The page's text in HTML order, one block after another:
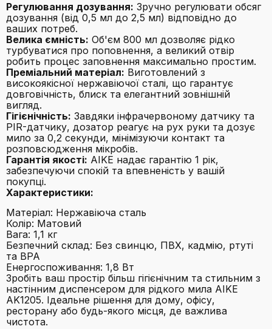
Регулювання дозування: Зручно регулювати обсяг
дозування (від 0,5 мл до 2,5 мл) відповідно до
ваших потреб.
Велика ємність: Об'єм 800 мл дозволяє рідко
турбуватися про поповнення, а великий отвір
робить процес заповнення максимально простим.
Преміальний матеріал: Виготовлений з
високоякісної нержавіючої сталі, що гарантує
довговічність, блиск та елегантний зовнішній
вигляд.
Гігієнічність: Завдяки інфрачервоному датчику та
PIR-датчику, дозатор реагує на рух руки та дозує
мило за 0,2 секунди, мінімізуючи контакт та
розповсюдження мікробів.
Гарантія якості: AIKE надає гарантію 1 рік,
забезпечуючи спокій та впевненість у вашій
покупці.
Характеристики:
Матеріал: Нержавіюча сталь
Колір: Матовий
Вага: 1,1 кг
Безпечний склад: Без свинцю, ПВХ, кадмію, ртуті
та BPA
Енергоспоживання: 1,8 Вт
Зробіть ваш простір більш гігієнічним та стильним з
настінним диспенсером для рідкого мила AIKE
AK1205. Ідеальне рішення для дому, офісу,
ресторану або будь-якого місця, де важлива
чистота.